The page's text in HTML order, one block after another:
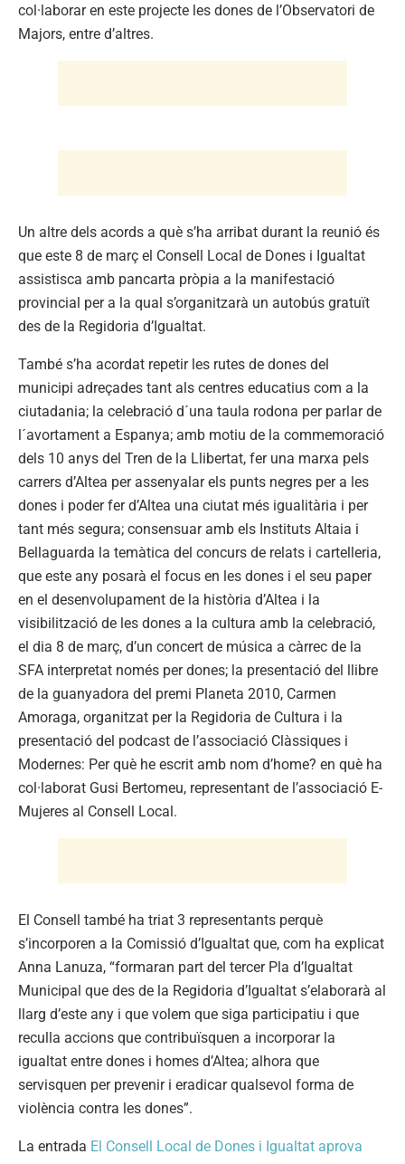
col·laborar en este projecte les dones de l’Observatori de
Majors, entre d’altres.
Un altre dels acords a què s’ha arribat durant la reunió és
que este 8 de març el Consell Local de Dones i Igualtat
assistisca amb pancarta pròpia a la manifestació
provincial per a la qual s’organitzarà un autobús gratuït
des de la Regidoria d’Igualtat.
També s’ha acordat repetir les rutes de dones del
municipi adreçades tant als centres educatius com a la
ciutadania; la celebració d´una taula rodona per parlar de
l´avortament a Espanya; amb motiu de la commemoració
dels 10 anys del Tren de la Llibertat, fer una marxa pels
carrers d’Altea per assenyalar els punts negres per a les
dones i poder fer d’Altea una ciutat més igualitària i per
tant més segura; consensuar amb els Instituts Altaia i
Bellaguarda la temàtica del concurs de relats i cartelleria,
que este any posarà el focus en les dones i el seu paper
en el desenvolupament de la història d’Altea i la
visibilització de les dones a la cultura amb la celebració,
el dia 8 de març, d’un concert de música a càrrec de la
SFA interpretat només per dones; la presentació del llibre
de la guanyadora del premi Planeta 2010, Carmen
Amoraga, organitzat per la Regidoria de Cultura i la
presentació del podcast de l’associació Clàssiques i
Modernes: Per què he escrit amb nom d’home? en què ha
col·laborat Gusi Bertomeu, representant de l’associació E-
Mujeres al Consell Local.
El Consell també ha triat 3 representants perquè
s’incorporen a la Comissió d’Igualtat que, com ha explicat
Anna Lanuza, “formaran part del tercer Pla d’Igualtat
Municipal que des de la Regidoria d’Igualtat s’elaborarà al
llarg d’este any i que volem que siga participatiu i que
reculla accions que contribuïsquen a incorporar la
igualtat entre dones i homes d’Altea; alhora que
servisquen per prevenir i eradicar qualsevol forma de
violència contra les dones”.
La entrada El Consell Local de Dones i Igualtat aprova